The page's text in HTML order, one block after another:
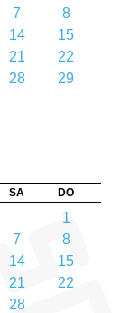
7
8
14
15
21
22
28
29
SA DO
1
7
8
14
15
21
22
28